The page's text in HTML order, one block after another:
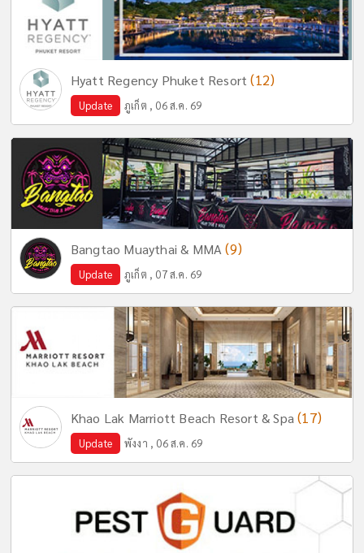
Hyatt Regency Phuket Resort(12)
Update ภูเก็ต , 06 ส.ค. 69
Bangtao Muaythai & MMA(9)
Update ภูเก็ต , 07 ส.ค. 69
Khao Lak Marriott Beach Resort & Spa(17)
Update พังงา , 06 ส.ค. 69